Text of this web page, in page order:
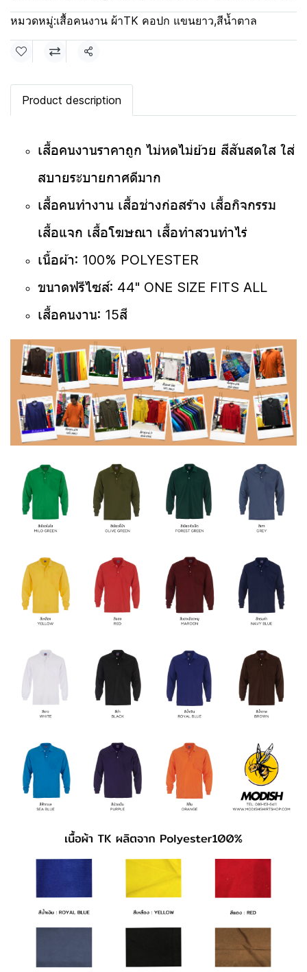
หมวดหมู่:เสื้อคนงาน ผ้าTK คอปก แขนยาว,สีน้ำตาล
แชร์
Product description
เสื้อคนงานราคาถูก ไม่หดไม่ย้วย สีสันสดใส ใส่
สบายระบายกาศดีมาก
เสื้อคนทำงาน เสื้อช่างก่อสร้าง เสื้อกิจกรรม
เสื้อแจก เสื้อโฆษณา เสื้อทำสวนทำไร่
เนื้อผ้า: 100% POLYESTER
ขนาดฟรีไซส์: 44" ONE SIZE FITS ALL
เสื้อคนงาน: 15สี